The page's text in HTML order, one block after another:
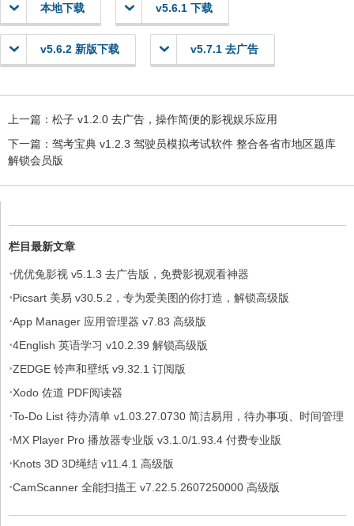
本地下载 v5.6.1 下载
v5.6.2 新版下载 v5.7.1 去广告
上一篇： 松子 v1.2.0 去广告，操作简便的影视娱乐应用
下一篇： 驾考宝典 v1.2.3 驾驶员模拟考试软件 整合各省市地区题库
解锁会员版
栏目最新文章
·优优兔影视 v5.1.3 去广告版，免费影视观看神器
·Picsart 美易 v30.5.2，专为爱美图的你打造，解锁高级版
·App Manager 应用管理器 v7.83 高级版
·4English 英语学习 v10.2.39 解锁高级版
·ZEDGE 铃声和壁纸 v9.32.1 订阅版
·Xodo 佐道 PDF阅读器
·To-Do List 待办清单 v1.03.27.0730 简洁易用，待办事项、时间管理
软件，解锁专业版
·MX Player Pro 播放器专业版 v3.1.0/1.93.4 付费专业版
·Knots 3D 3D绳结 v11.4.1 高级版
·CamScanner 全能扫描王 v7.22.5.2607250000 高级版